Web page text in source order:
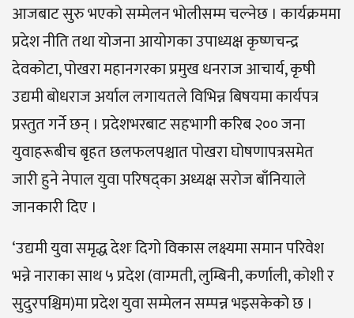
आजबाट सुरु भएको सम्मेलन भोलीसम्म चल्नेछ । कार्यक्रममा
प्रदेश नीति तथा योजना आयोगका उपाध्यक्ष कृष्णचन्द्र
देवकोटा, पोखरा महानगरका प्रमुख धनराज आचार्य, कृषी
उद्यमी बोधराज अर्याल लगायतले विभिन्न बिषयमा कार्यपत्र
प्रस्तुत गर्ने छन् । प्रदेशभरबाट सहभागी करिब २०० जना
युवाहरूबीच बृहत छलफलपश्चात पोखरा घोषणापत्रसमेत
जारी हुने नेपाल युवा परिषद्का अध्यक्ष सरोज बाँनियाले
जानकारी दिए ।
‘उद्यमी युवा समृद्ध देशः दिगो विकास लक्ष्यमा समान परिवेश
भन्ने नाराका साथ ५ प्रदेश (वाग्मती, लुम्बिनी, कर्णाली, कोशी र
सुदुरपश्चिम)मा प्रदेश युवा सम्मेलन सम्पन्न भइसकेको छ ।